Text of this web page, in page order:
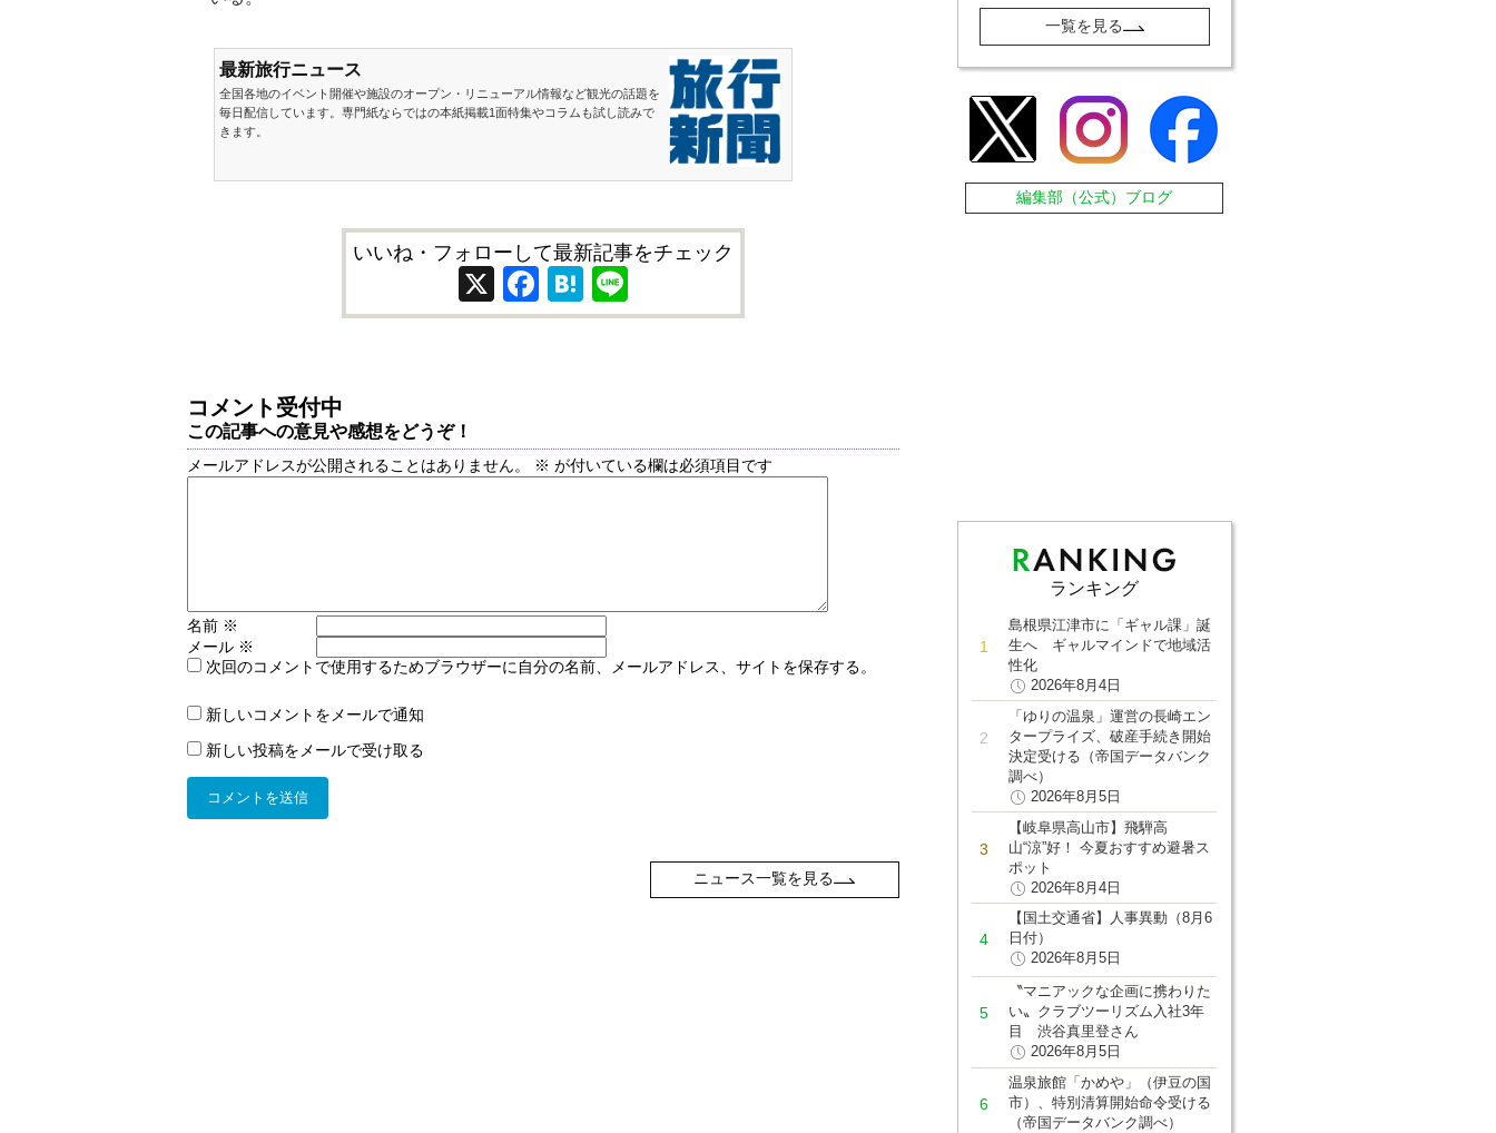
最新旅行ニュース
全国各地のイベント開催や施設のオープン・リニューアル情報など観光の話題を
毎日配信しています。専門紙ならではの本紙掲載1面特集やコラムも試し読みで
きます。
いいね・フォローして最新記事をチェック
X Facebook
Hatena
コメント受付中
この記事への意見や感想をどうぞ！
メールアドレスが公開されることはありません。 ※ が付いている欄は必須項目です
名前 ※
メール ※
次回のコメントで使用するためブラウザーに自分の名前、メールアドレス、サイトを保存する。
新しいコメントをメールで通知
新しい投稿をメールで受け取る
ニュース一覧を見る
一覧を見る
編集部（公式）ブログ
ランキング
島根県江津市に「ギャル課」誕
生へ ギャルマインドで地域活
性化
2026年8月4日
「ゆりの温泉」運営の長崎エン
タープライズ、破産手続き開始
決定受ける（帝国データバンク
調べ）
2026年8月5日
【岐阜県高山市】飛騨高
山“涼”好！ 今夏おすすめ避暑ス
ポット
2026年8月4日
【国土交通省】人事異動（8月6
日付）
2026年8月5日
〝マニアックな企画に携わりた
い〟クラブツーリズム入社3年
目 渋谷真里登さん
2026年8月5日
温泉旅館「かめや」（伊豆の国
市）、特別清算開始命令受ける
（帝国データバンク調べ）